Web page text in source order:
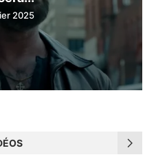
2025